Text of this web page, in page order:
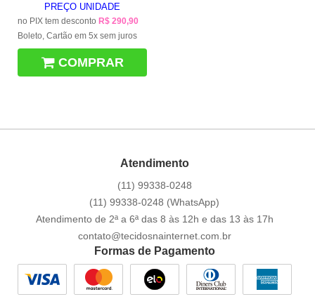
PREÇO UNIDADE
no PIX tem desconto R$ 290,90
Boleto, Cartão em 5x sem juros
COMPRAR
Atendimento
(11) 99338-0248
(11) 99338-0248 (WhatsApp)
Atendimento de 2ª a 6ª das 8 às 12h e das 13 às 17h
contato@tecidosnainternet.com.br
Formas de Pagamento